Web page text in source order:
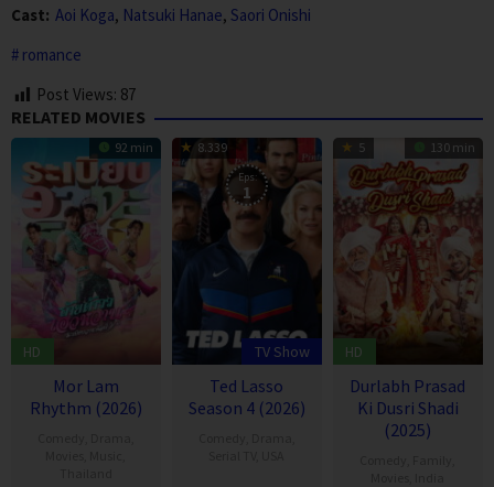
Cast: Aoi Koga, Natsuki Hanae, Saori Onishi
romance
Post Views: 87
RELATED MOVIES
92 min
HD
Mor Lam
Rhythm (2026)
8.339
Eps:
1
TV Show
Ted Lasso
Season 4 (2026)
5 130 min
HD
Durlabh Prasad
Ki Dusri Shadi
(2025)